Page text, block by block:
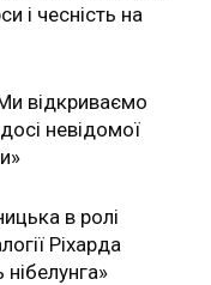
і чесність на
відкриваємо
невідомої
в ролі
Ріхарда